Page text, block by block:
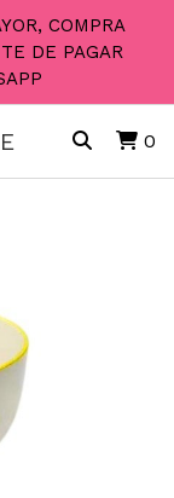
COMPRA
DE PAGAR
0